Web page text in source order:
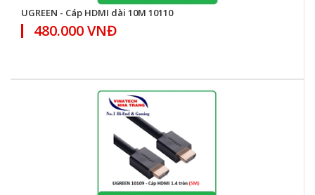
UGREEN - Cáp HDMI dài 10M 10110
480.000 VNĐ